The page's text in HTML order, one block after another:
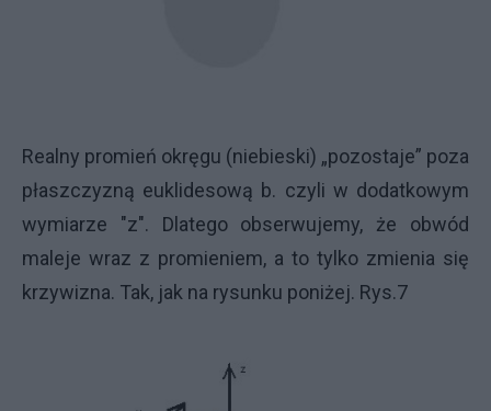
Realny promień okręgu (niebieski) „pozostaje” poza
płaszczyzną euklidesową b. czyli w dodatkowym
wymiarze "z". Dlatego obserwujemy, że obwód
maleje wraz z promieniem, a to tylko zmienia się
krzywizna. Tak, jak na rysunku poniżej. Rys.7